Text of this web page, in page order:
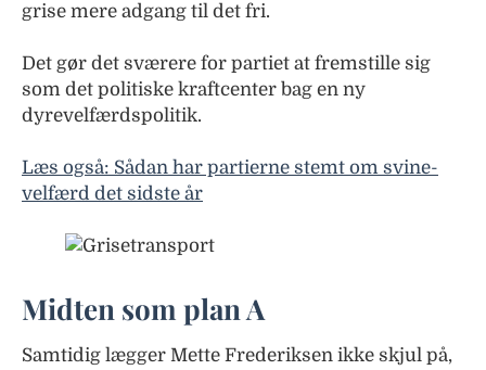
grise mere adgang til det fri.
Det gør det sværere for partiet at fremstille sig
som det politiske kraftcenter bag en ny
dyrevelfærdspolitik.
Læs også: Sådan har partierne stemt om svine-
velfærd det sidste år
Midten som plan A
Samtidig lægger Mette Frederiksen ikke skjul på,